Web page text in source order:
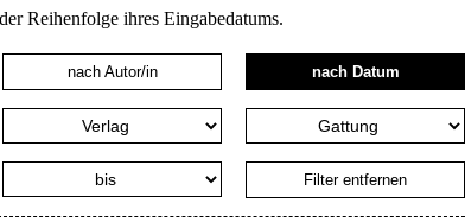
Reihenfolge ihres Eingabedatums.
nach Autor/in nach Datum
Filter entfernen